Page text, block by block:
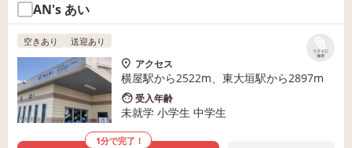
AN's あい
リストに
保存
空きあり 送迎あり
アクセス
横屋駅から2522m、東大垣駅から2897m
受入年齢
未就学 小学生 中学生
1分で完了！